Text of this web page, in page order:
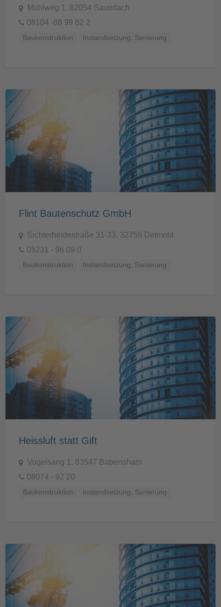
Mühlweg 1, 82054 Sauerlach
08104 -88 99 82 2
Baukonstruktion Instandsetzung, Sanierung
Flint Bautenschutz GmbH
Sichterheidestraße 31-33, 32758 Detmold
05231 - 96 09 0
Baukonstruktion Instandsetzung, Sanierung
Heissluft statt Gift
Vogelsang 1, 83547 Babensham
08074 - 92 20
Baukonstruktion Instandsetzung, Sanierung